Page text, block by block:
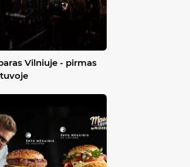
Vilniuje - pirmas